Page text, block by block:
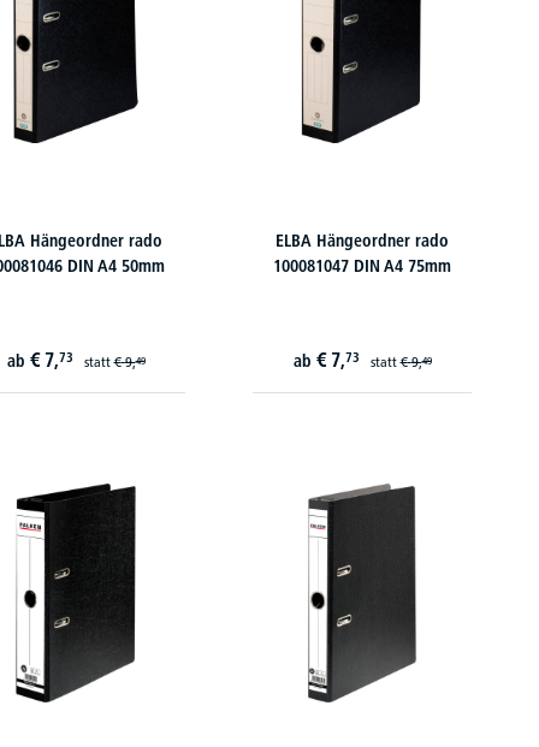
Hängeordner rado
DIN A4 50mm
ab € 7,73 statt€ 9,49
ELBA Hängeordner rado
100081047 DIN A4 75mm
ab € 7,73 statt€ 9,49